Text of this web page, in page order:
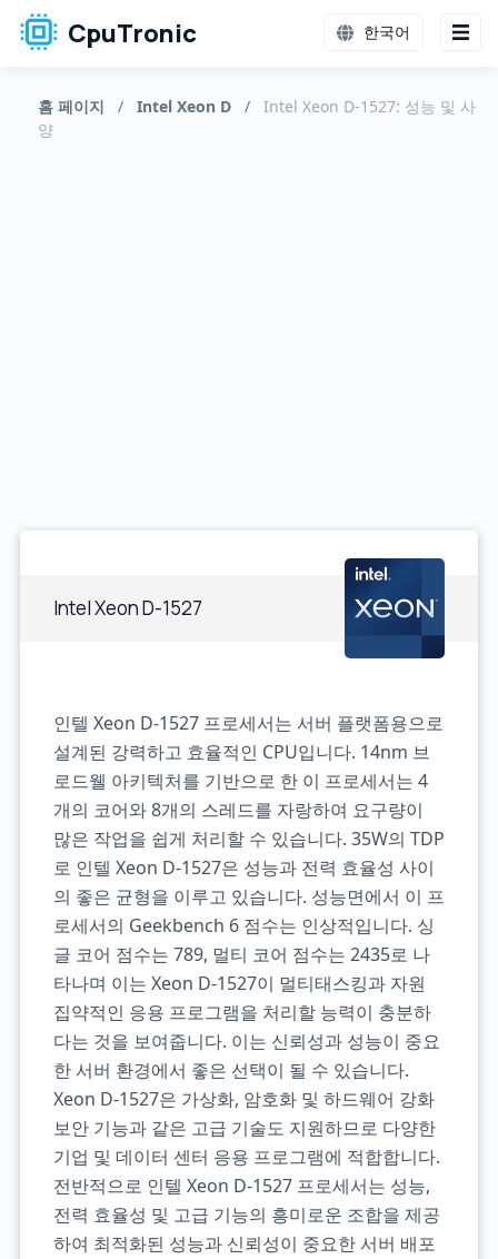
CpuTronic 한국어
홈 페이지 / Intel Xeon D /
Intel Xeon D-1527: 성능 및 사
양
Intel Xeon D-1527
인텔 Xeon D-1527 프로세서는 서버 플랫폼용으로
설계된 강력하고 효율적인 CPU입니다. 14nm 브
로드웰 아키텍처를 기반으로 한 이 프로세서는 4
개의 코어와 8개의 스레드를 자랑하여 요구량이
많은 작업을 쉽게 처리할 수 있습니다. 35W의 TDP
로 인텔 Xeon D-1527은 성능과 전력 효율성 사이
의 좋은 균형을 이루고 있습니다. 성능면에서 이 프
로세서의 Geekbench 6 점수는 인상적입니다. 싱
글 코어 점수는 789, 멀티 코어 점수는 2435로 나
타나며 이는 Xeon D-1527이 멀티태스킹과 자원
집약적인 응용 프로그램을 처리할 능력이 충분하
다는 것을 보여줍니다. 이는 신뢰성과 성능이 중요
한 서버 환경에서 좋은 선택이 될 수 있습니다.
Xeon D-1527은 가상화, 암호화 및 하드웨어 강화
보안 기능과 같은 고급 기술도 지원하므로 다양한
기업 및 데이터 센터 응용 프로그램에 적합합니다.
전반적으로 인텔 Xeon D-1527 프로세서는 성능,
전력 효율성 및 고급 기능의 흥미로운 조합을 제공
하여 최적화된 성능과 신뢰성이 중요한 서버 배포